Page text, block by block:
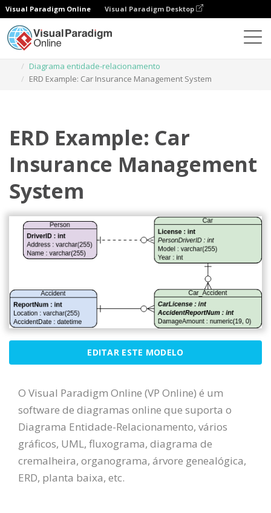
Visual Paradigm Online Visual Paradigm Desktop
Diagrama entidade-relacionamento
ERD Example: Car Insurance Management System
ERD Example: Car
Insurance Management
System
EDITAR ESTE MODELO
O Visual Paradigm Online (VP Online) é um
software de diagramas online que suporta o
Diagrama Entidade-Relacionamento, vários
gráficos, UML, fluxograma, diagrama de
cremalheira, organograma, árvore genealógica,
ERD, planta baixa, etc.